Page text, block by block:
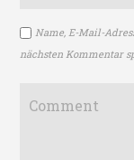
Name, E-Mail-
nächsten Kommentar